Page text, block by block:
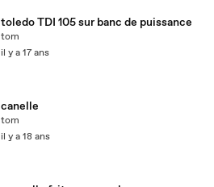
toledo TDI 105 sur banc de puissance
tom
il y a 17 ans
canelle
tom
il y a 18 ans